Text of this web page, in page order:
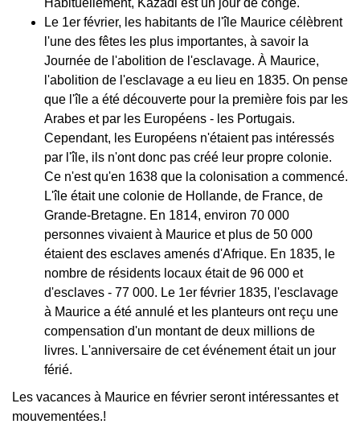
Habituellement, Kazadi est un jour de congé.
Le 1er février, les habitants de l'île Maurice célèbrent
l'une des fêtes les plus importantes, à savoir la
Journée de l'abolition de l'esclavage. À Maurice,
l'abolition de l'esclavage a eu lieu en 1835. On pense
que l'île a été découverte pour la première fois par les
Arabes et par les Européens - les Portugais.
Cependant, les Européens n'étaient pas intéressés
par l'île, ils n'ont donc pas créé leur propre colonie.
Ce n'est qu'en 1638 que la colonisation a commencé.
L'île était une colonie de Hollande, de France, de
Grande-Bretagne. En 1814, environ 70 000
personnes vivaient à Maurice et plus de 50 000
étaient des esclaves amenés d'Afrique. En 1835, le
nombre de résidents locaux était de 96 000 et
d'esclaves - 77 000. Le 1er février 1835, l'esclavage
à Maurice a été annulé et les planteurs ont reçu une
compensation d'un montant de deux millions de
livres. L'anniversaire de cet événement était un jour
férié.
Les vacances à Maurice en février seront intéressantes et
mouvementées.!